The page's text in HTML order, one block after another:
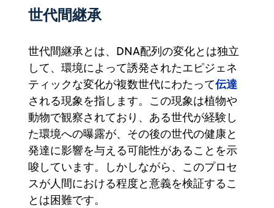
世代間継承
世代間継承とは、DNA配列の変化とは独立
して、環境によって誘発されたエピジェネ
ティックな変化が複数世代にわたって伝達
される現象を指します。この現象は植物や
動物で観察されており、ある世代が経験し
た環境への曝露が、その後の世代の健康と
発達に影響を与える可能性があることを示
唆しています。しかしながら、このプロセ
スが人間における程度と意義を検証するこ
とは困難です。